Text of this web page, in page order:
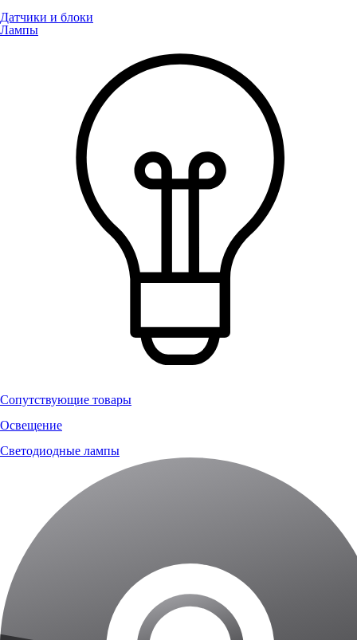
Датчики и блоки
Лампы
Сопутствующие товары
Освещение
Светодиодные лампы